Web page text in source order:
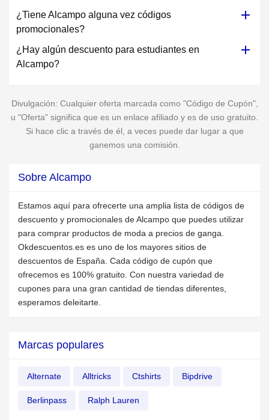
¿Tiene Alcampo alguna vez códigos
promocionales?
¿Hay algún descuento para estudiantes en
Alcampo?
Divulgación: Cualquier oferta marcada como "Código de Cupón",
u "Oferta" significa que es un enlace afiliado y es de uso gratuito.
Si hace clic a través de él, a veces puede dar lugar a que
ganemos una comisión.
Sobre Alcampo
Estamos aquí para ofrecerte una amplia lista de códigos de
descuento y promocionales de Alcampo que puedes utilizar
para comprar productos de moda a precios de ganga.
Okdescuentos.es es uno de los mayores sitios de
descuentos de España. Cada código de cupón que
ofrecemos es 100% gratuito. Con nuestra variedad de
cupones para una gran cantidad de tiendas diferentes,
esperamos deleitarte.
Marcas populares
Alternate Alltricks Ctshirts Bipdrive
Berlinpass Ralph Lauren